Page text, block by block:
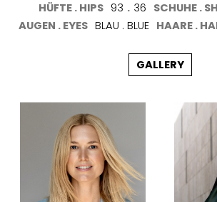
HÜFTE . HIPS 93 . 36 SCHUHE .
AUGEN . EYES BLAU . BLUE HAARE .
GALLERY